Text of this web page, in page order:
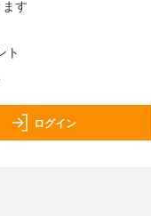
す
ト
ログイン